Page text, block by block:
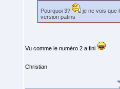
Pourquoi 3?
je ne vois que
version patins
Vu comme le numéro 2 a fini
Christian